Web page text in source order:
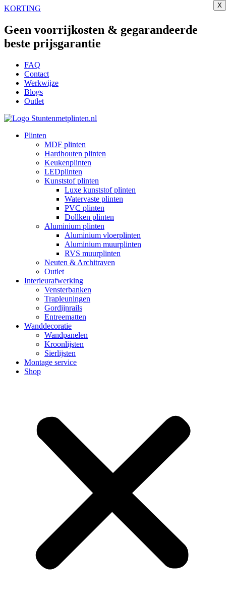
Ga
de
inhoud
KORTING
Geen voorrijkosten & gegarandeerde
beste prijsgarantie
FAQ
Contact
Werkwijze
Blogs
Outlet
Plinten
MDF plinten
Hardhouten plinten
Keukenplinten
LEDplinten
Kunststof plinten
Luxe kunststof plinten
Watervaste plinten
PVC plinten
Dollken plinten
Aluminium plinten
Aluminium vloerplinten
Aluminium muurplinten
RVS muurplinten
Neuten & Architraven
Outlet
Interieurafwerking
Vensterbanken
Trapleuningen
Gordijnrails
Entreematten
Wanddecoratie
Wandpanelen
Kroonlijsten
Sierlijsten
Montage service
Shop
X
X
X
X
X
X
X
X